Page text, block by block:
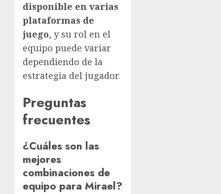
disponible en varias
plataformas de
juego, y su rol en el
equipo puede variar
dependiendo de la
estrategia del jugador.
Preguntas
frecuentes
¿Cuáles son las
mejores
combinaciones de
equipo para Mirael?